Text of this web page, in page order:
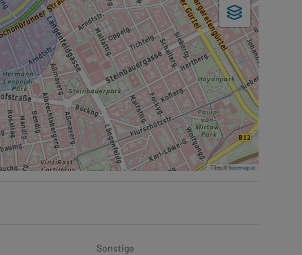
Tiles ©basemap.at
Sonstige